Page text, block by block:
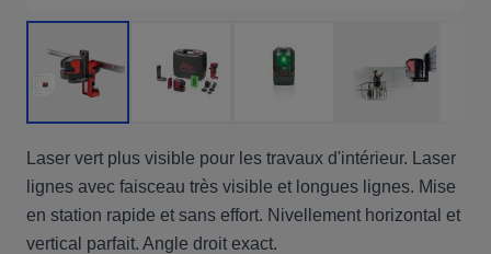
Laser vert plus visible pour les travaux d'intérieur. Laser
lignes avec faisceau très visible et longues lignes. Mise
en station rapide et sans effort. Nivellement horizontal et
vertical parfait. Angle droit exact.